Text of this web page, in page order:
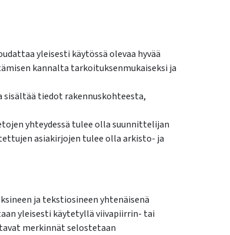
yleisesti käytössä olevaa hyvää
kannalta tarkoituksenmukaiseksi ja
sisältää tiedot rakennuskohteesta,
yhteydessä tulee olla suunnittelijan
asiakirjojen tulee olla arkisto- ja
ja tekstiosineen yhtenäisenä
yleisesti käytetyllä viivapiirrin- tai
merkinnät selostetaan